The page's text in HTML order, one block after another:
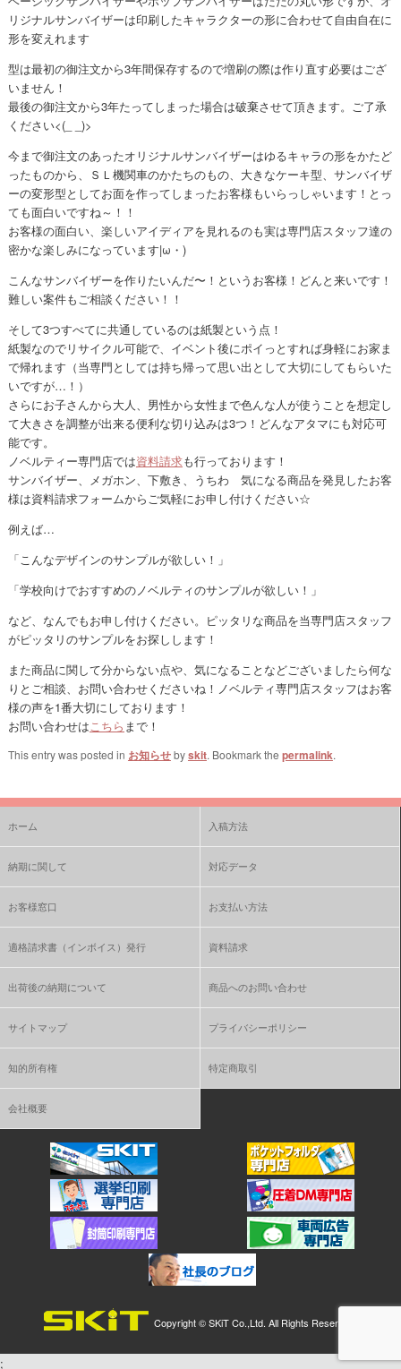
リジナルサンバイザーは印刷したキャラクターの形に合わせて自由自在に
形を変えれます
型は最初の御注文から3年間保存するので増刷の際は作り直す必要はござ
いません！
最後の御注文から3年たってしまった場合は破棄させて頂きます。ご了承
ください<(_ _)>
今まで御注文のあったオリジナルサンバイザーはゆるキャラの形をかたど
ったものから、ＳＬ機関車のかたちのもの、大きなケーキ型、サンバイザ
ーの変形型としてお面を作ってしまったお客様もいらっしゃいます！とっ
ても面白いですね～！！
お客様の面白い、楽しいアイディアを見れるのも実は専門店スタッフ達の
密かな楽しみになっています|ω・)
こんなサンバイザーを作りたいんだ〜！というお客様！どんと来いです！
難しい案件もご相談ください！！
そして3つすべてに共通しているのは紙製という点！
紙製なのでリサイクル可能で、イベント後にポイっとすれば身軽にお家ま
で帰れます（当専門としては持ち帰って思い出として大切にしてもらいた
いですが…！）
さらにお子さんから大人、男性から女性まで色んな人が使うことを想定し
て大きさを調整が出来る便利な切り込みは3つ！どんなアタマにも対応可
能です。
ノベルティー専門店では資料請求も行っております！
サンバイザー、メガホン、下敷き、うちわ 気になる商品を発見したお客
様は資料請求フォームからご気軽にお申し付けください☆
例えば…
「こんなデザインのサンプルが欲しい！」
「学校向けでおすすめのノベルティのサンプルが欲しい！」
など、なんでもお申し付けください。ピッタリな商品を当専門店スタッフ
がピッタリのサンプルをお探しします！
また商品に関して分からない点や、気になることなどございましたら何な
りとご相談、お問い合わせくださいね！ノベルティ専門店スタッフはお客
様の声を1番大切にしております！
お問い合わせはこちら まで！
This entry was posted in お知らせbyskit. Bookmark the permalink.
ホーム 入稿方法
納期に関して 対応データ
お客様窓口 お支払い方法
適格請求書（インボイス）発行 資料請求
出荷後の納期について 商品へのお問い合わせ
サイトマップ プライバシーポリシー
知的所有権 特定商取引
会社概要
Copyright ©SKiT Co.,Ltd. All Rights Reserved.
;